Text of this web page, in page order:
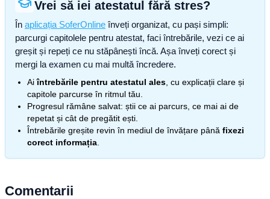
Vrei să iei atestatul fără stres?
În aplicația SoferOnline înveți organizat, cu pași simpli:
parcurgi capitolele pentru atestat, faci întrebările, vezi ce ai
greșit și repeți ce nu stăpânești încă. Așa înveți corect și
mergi la examen cu mai multă încredere.
Aiîntrebările pentru atestatul ales , cu explicații clare și
capitole parcurse în ritmul tău.
Progresul rămâne salvat: știi ce ai parcurs, ce mai ai de
repetat și cât de pregătit ești.
Întrebările greșite revin în mediul de învățare până fixezi
corect informația
Comentarii